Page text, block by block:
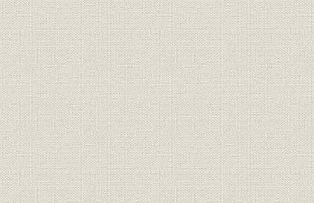
第1 創業
1 東京・横浜間の鉄道
2 京都・神戸間の鉄道
第2 東西両京を結ぶ鉄道建設計画と鉄道会社設立の気運
第3 線路延長計画
第4 鉄道建設と外国技術の導入
第3節 官営鉱山鉄道と私設鉄道